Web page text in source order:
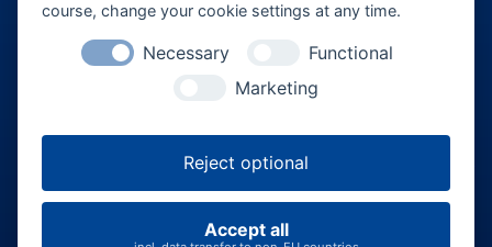
FAQÜber unsJobsAGBDatenschutzImpressum
Cookie-Einstellungen
course, change your cookie settings at any time.
Necessary
Functional
Marketing
Reject optional
Accept all